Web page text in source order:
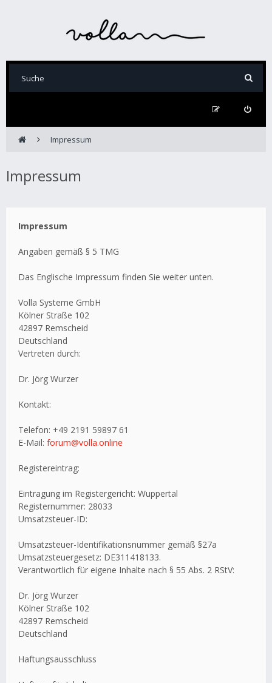
Impressum
Impressum
Impressum
Angaben gemäß § 5 TMG
Das Englische Impressum finden Sie weiter unten.
Volla Systeme GmbH
Kölner Straße 102
42897 Remscheid
Deutschland
Vertreten durch:
Dr. Jörg Wurzer
Kontakt:
Telefon: +49 2191 59897 61
E-Mail: forum@volla.online
Registereintrag:
Eintragung im Registergericht: Wuppertal
Registernummer: 28033
Umsatzsteuer-ID:
Umsatzsteuer-Identifikationsnummer gemäß §27a
Umsatzsteuergesetz: DE311418133.
Verantwortlich für eigene Inhalte nach § 55 Abs. 2 RStV:
Dr. Jörg Wurzer
Kölner Straße 102
42897 Remscheid
Deutschland
Haftungsausschluss